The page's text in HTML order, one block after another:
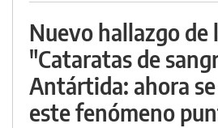
Nuevo hallazgo de
"Cataratas de
Antártida: ahora se
este fenómeno